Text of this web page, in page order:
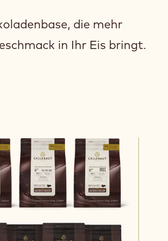
die mehr
in Ihr Eis bringt.